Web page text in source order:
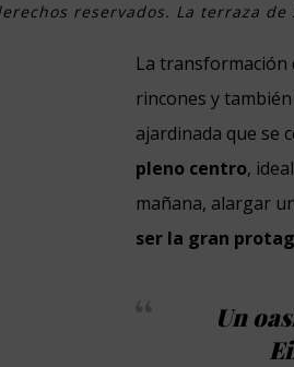
reservados. La terraza
La transformación
rincones y
ajardinada que se
pleno centro,
mañana, alargar
ser la gran
Un